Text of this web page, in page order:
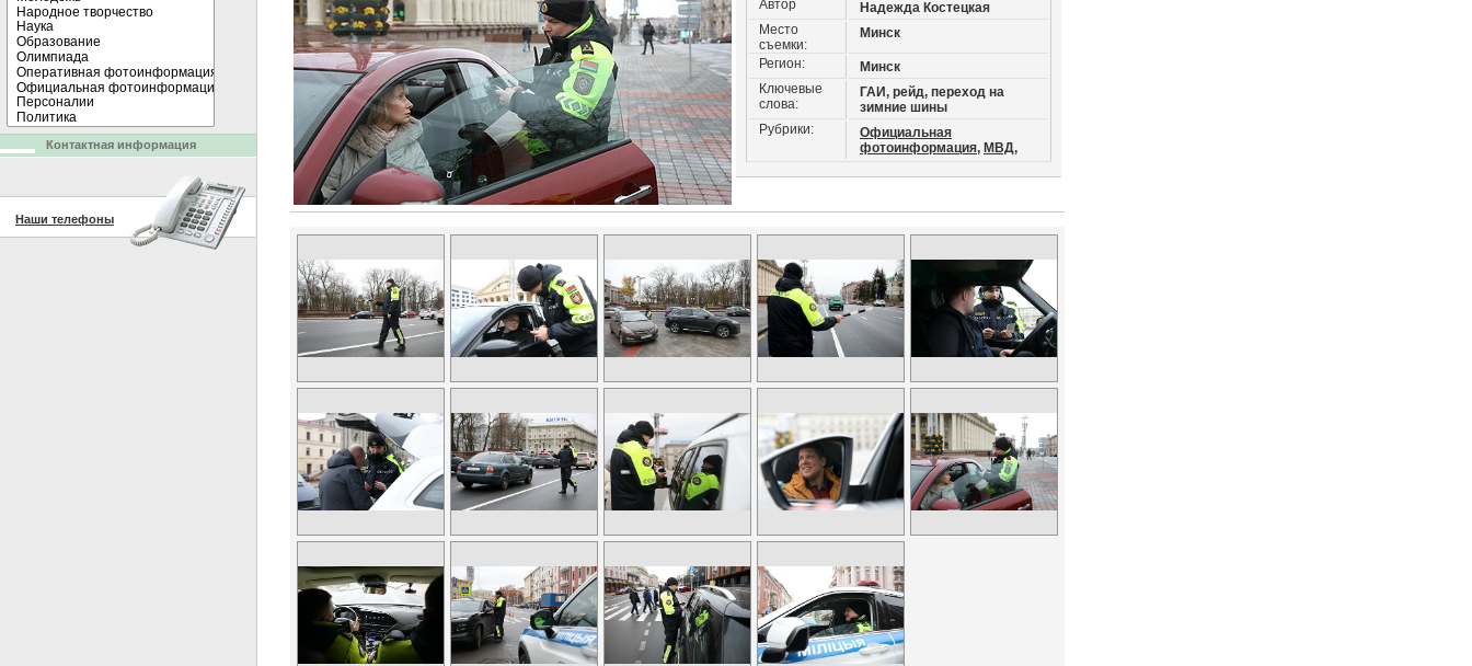
Автор
Надежда Костецкая
Место
съемки:
Минск
Регион:
Минск
Ключевые
слова:
ГАИ, рейд, переход на
зимние шины
Рубрики:
Официальная
фотоинформация, МВД,
Контактная информация
Наши телефоны